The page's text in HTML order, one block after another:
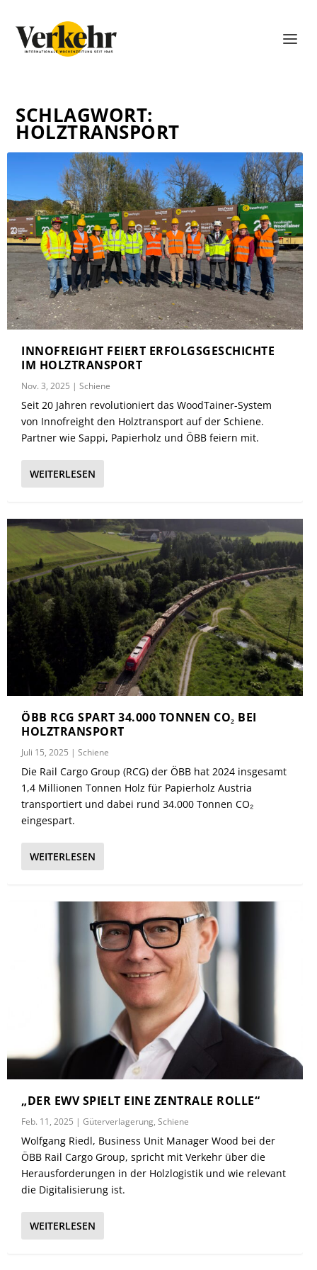
SCHLAGWORT:
HOLZTRANSPORT
INNOFREIGHT FEIERT ERFOLGSGESCHICHTE
IM HOLZTRANSPORT
Nov. 3, 2025 |Schiene
Seit 20 Jahren revolutioniert das WoodTainer-System
von Innofreight den Holztransport auf der Schiene.
Partner wie Sappi, Papierholz und ÖBB feiern mit.
WEITERLESEN
ÖBB RCG SPART 34.000 TONNEN CO₂ BEI
HOLZTRANSPORT
Juli 15, 2025 |Schiene
Die Rail Cargo Group (RCG) der ÖBB hat 2024 insgesamt
1,4 Millionen Tonnen Holz für Papierholz Austria
transportiert und dabei rund 34.000 Tonnen CO₂
eingespart.
WEITERLESEN
„DER EWV SPIELT EINE ZENTRALE ROLLE“
Feb. 11, 2025 |Güterverlagerung,Schiene
Wolfgang Riedl, Business Unit Manager Wood bei der
ÖBB Rail Cargo Group, spricht mit Verkehr über die
Herausforderungen in der Holzlogistik und wie relevant
die Digitalisierung ist.
WEITERLESEN